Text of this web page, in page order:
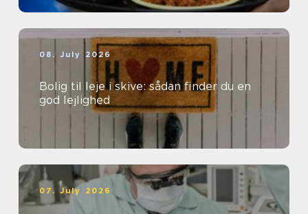
08. July 2026
Bolig til leje i skive: sådan finder du en
god lejlighed
07. July 2026